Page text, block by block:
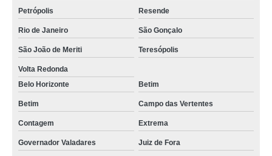
Petrópolis Resende
Rio de Janeiro São Gonçalo
São João de Meriti Teresópolis
Volta Redonda
Belo Horizonte
Betim
Betim Campo das Vertentes
Contagem Extrema
Governador Valadares Juiz de Fora